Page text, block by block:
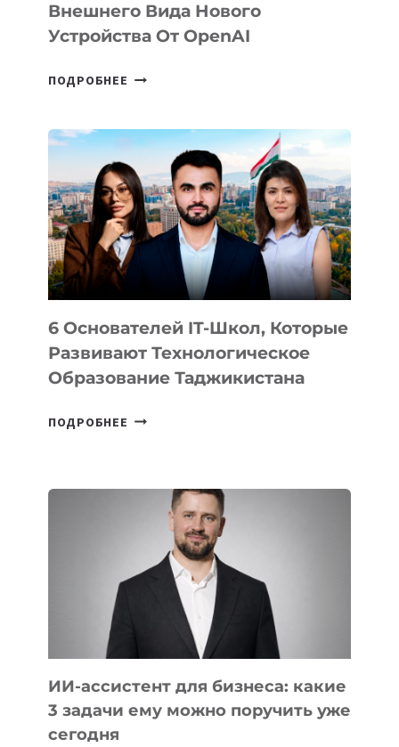
Внешнего Вида Нового
Устройства От OpenAI
ПОДРОБНЕЕ СТАЛИ
ВНЕШНЕГО
ВИДА
НОВОГО
УСТРОЙСТВА
ОТ
OPENAI
6 Основателей IT-Школ, Которые
Развивают Технологическое
Образование Таджикистана
ПОДРОБНЕЕ 6
КОТОРЫЕ
РАЗВИВАЮТ
ТЕХНОЛОГИЧЕСКОЕ
ОБРАЗОВАНИЕ
ТАДЖИКИСТАНА
ИИ-ассистент для бизнеса: какие
3 задачи ему можно поручить уже
сегодня